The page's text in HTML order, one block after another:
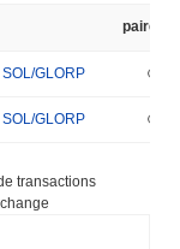
paire
SOL/GLORP
SOL/GLORP
transactions